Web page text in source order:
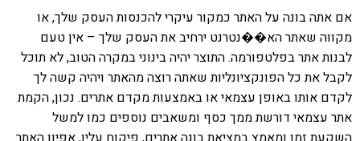
אם אתה בונה על האתר כמקור עיקרי להכנסות העסק שלך, או
מקווה שאתר הא��נטרנט ירחיב את העסק שלך – אין טעם
לבנות אתר בפלטפורמה. התוצר יהיה בינוני במקרה הטוב, לא תוכל
לקבל את כל הפונקציונליות שאתה רוצה מהאתר ויהיה קשה לך
לקדם אותו באופן עצמאי או באמצעות מקדם אתרים. נכון, הקמת
אתר עצמאי דורשת ממך כסף ומשאבים נוספים כמו למשל